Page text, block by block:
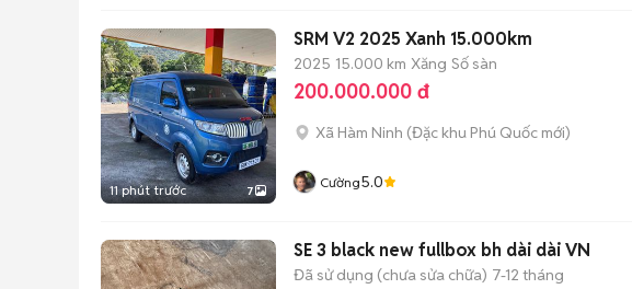
11 phút trước 7
SRM V2 2025 Xanh 15.000km
2025 15.000 km Xăng Số sàn
200.000.000 đ
Xã Hàm Ninh (Đặc khu Phú Quốc mới)
Cường5.0
SE 3 black new fullbox bh dài dài VN
Đã sử dụng (chưa sửa chữa) 7-12 tháng